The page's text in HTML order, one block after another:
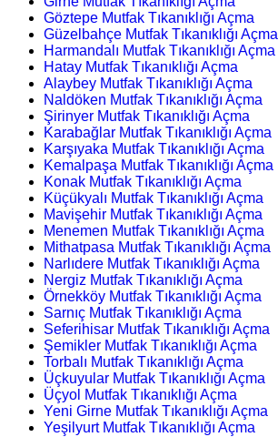
Göztepe Mutfak Tıkanıklığı Açma
Güzelbahçe Mutfak Tıkanıklığı Açma
Harmandalı Mutfak Tıkanıklığı Açma
Hatay Mutfak Tıkanıklığı Açma
Alaybey Mutfak Tıkanıklığı Açma
Naldöken Mutfak Tıkanıklığı Açma
Şirinyer Mutfak Tıkanıklığı Açma
Karabağlar Mutfak Tıkanıklığı Açma
Karşıyaka Mutfak Tıkanıklığı Açma
Kemalpaşa Mutfak Tıkanıklığı Açma
Konak Mutfak Tıkanıklığı Açma
Küçükyalı Mutfak Tıkanıklığı Açma
Mavişehir Mutfak Tıkanıklığı Açma
Menemen Mutfak Tıkanıklığı Açma
Mithatpasa Mutfak Tıkanıklığı Açma
Narlıdere Mutfak Tıkanıklığı Açma
Nergiz Mutfak Tıkanıklığı Açma
Örnekköy Mutfak Tıkanıklığı Açma
Sarnıç Mutfak Tıkanıklığı Açma
Seferihisar Mutfak Tıkanıklığı Açma
Şemikler Mutfak Tıkanıklığı Açma
Torbalı Mutfak Tıkanıklığı Açma
Üçkuyular Mutfak Tıkanıklığı Açma
Üçyol Mutfak Tıkanıklığı Açma
Yeni Girne Mutfak Tıkanıklığı Açma
Yeşilyurt Mutfak Tıkanıklığı Açma